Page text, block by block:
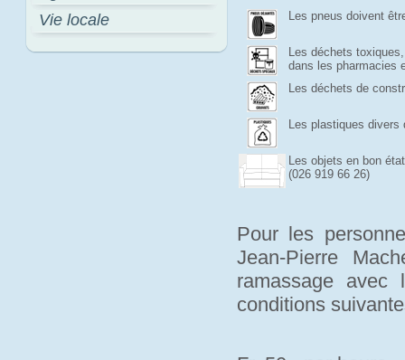
Vie locale
Les pneus doivent
Les déchets
dans les pharmacies
Les déchets de
Les plastiques
Les objets en bon
(026 919 66 26)
Pour les
Jean-Pierre
ramassage
conditions